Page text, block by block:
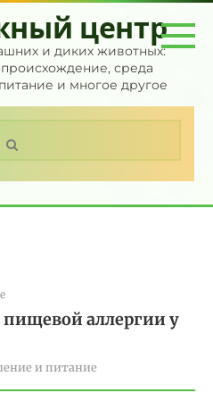
центр
и диких животных:
среда
и многое другое
аллергии у
и питание